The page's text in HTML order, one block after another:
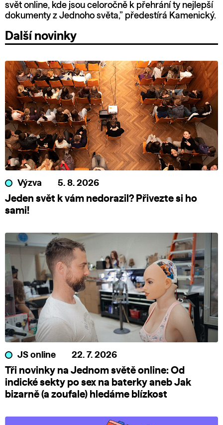
svět online, kde jsou celoročně k přehrání ty nejlepší
dokumenty z Jednoho světa,” předestírá Kamenický.
Další novinky
Výzva 5. 8. 2026
Jeden svět k vám nedorazil? Přivezte si ho
sami!
JS online 22. 7. 2026
Tři novinky na Jednom světě online: Od
indické sekty po sex na baterky aneb Jak
bizarně (a zoufale) hledáme blízkost